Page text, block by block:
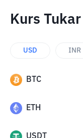
Kurs
USD INR
BTC
ETH
USDT